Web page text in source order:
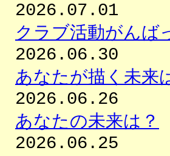
2026.07.01
クラブ活動がんば
2026.06.30
あなたが描く未来
2026.06.26
あなたの未来は？
2026.06.25